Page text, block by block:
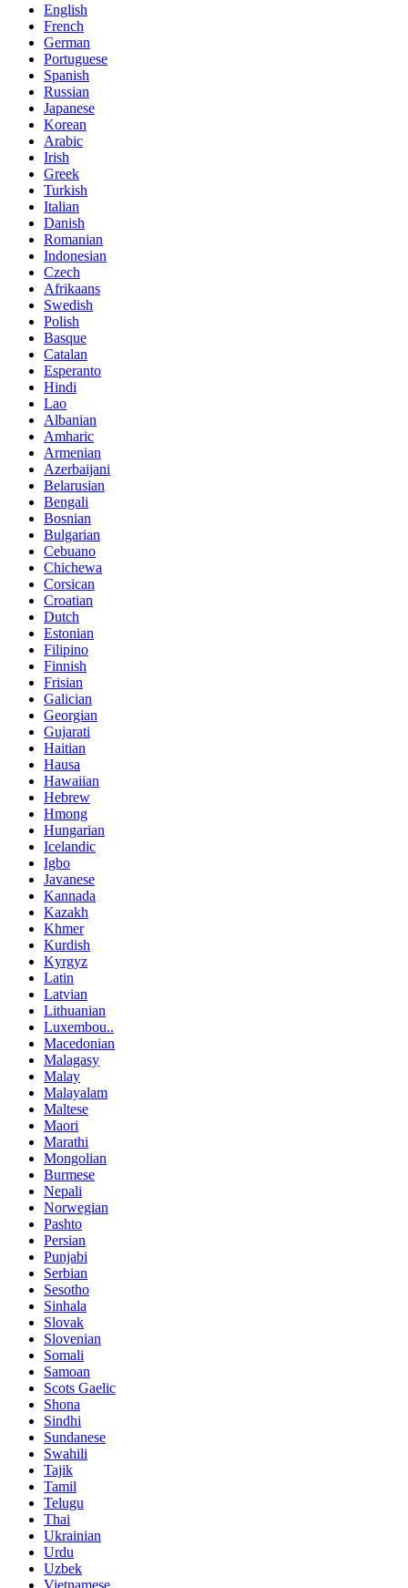
English
French
German
Portuguese
Spanish
Russian
Japanese
Korean
Arabic
Irish
Greek
Turkish
Italian
Danish
Romanian
Indonesian
Czech
Afrikaans
Swedish
Polish
Basque
Catalan
Esperanto
Hindi
Lao
Albanian
Amharic
Armenian
Azerbaijani
Belarusian
Bengali
Bosnian
Bulgarian
Cebuano
Chichewa
Corsican
Croatian
Dutch
Estonian
Filipino
Finnish
Frisian
Galician
Georgian
Gujarati
Haitian
Hausa
Hawaiian
Hebrew
Hmong
Hungarian
Icelandic
Igbo
Javanese
Kannada
Kazakh
Khmer
Kurdish
Kyrgyz
Latin
Latvian
Lithuanian
Luxembou..
Macedonian
Malagasy
Malay
Malayalam
Maltese
Maori
Marathi
Mongolian
Burmese
Nepali
Norwegian
Pashto
Persian
Punjabi
Serbian
Sesotho
Sinhala
Slovak
Slovenian
Somali
Samoan
Scots Gaelic
Shona
Sindhi
Sundanese
Swahili
Tajik
Tamil
Telugu
Thai
Ukrainian
Urdu
Uzbek
Vietnamese